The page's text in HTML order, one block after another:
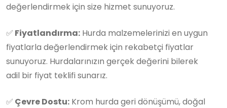
değerlendirmek için size hizmet sunuyoruz.
✅ Fiyatlandırma: Hurda malzemelerinizi en uygun
fiyatlarla değerlendirmek için rekabetçi fiyatlar
sunuyoruz. Hurdalarınızın gerçek değerini bilerek
adil bir fiyat teklifi sunarız.
✅ Çevre Dostu: Krom hurda geri dönüşümü, doğal